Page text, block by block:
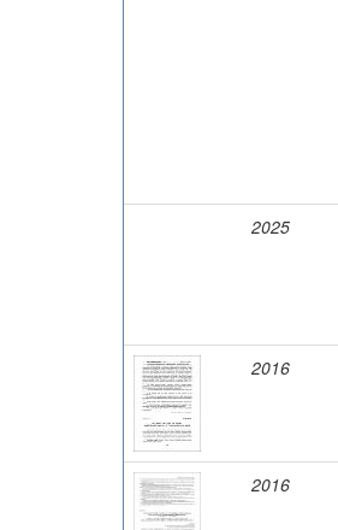
2025
2016
2016